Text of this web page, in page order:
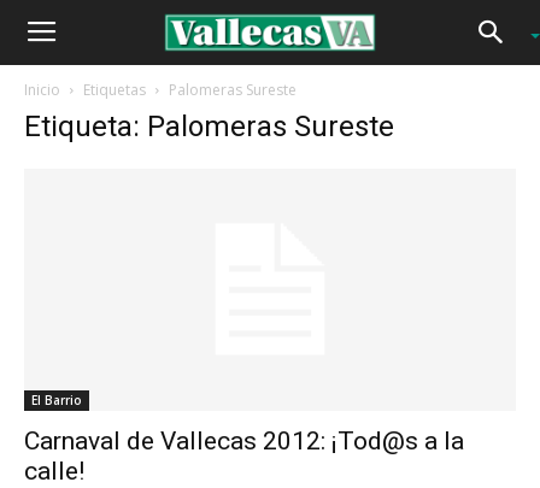
Inicio Etiquetas Palomeras Sureste
Etiqueta: Palomeras Sureste
El Barrio
Carnaval de Vallecas 2012: ¡Tod@s a la
calle!